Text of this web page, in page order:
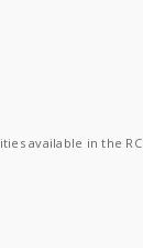
available in the